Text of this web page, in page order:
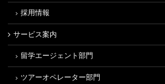
採用情報
サービス案内
留学エージェント部門
ツアーオペレーター部門